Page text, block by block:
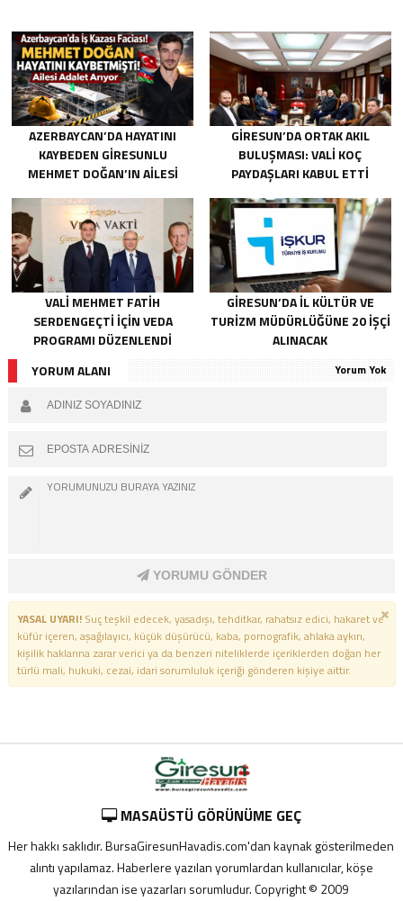
AZERBAYCAN’DA HAYATINI
KAYBEDEN GIRESUNLU
MEHMET DOĞAN’IN AILESI
GIRESUN’DA ORTAK AKIL
BULUŞMASI: VALI KOÇ
PAYDAŞLARI KABUL ETTI
VALI MEHMET FATIH
SERDENGEÇTI İÇIN VEDA
PROGRAMI DÜZENLENDI
GIRESUN’DA İL KÜLTÜR VE
TURIZM MÜDÜRLÜĞÜNE 20 İŞÇI
ALINACAK
YORUM ALANI
Yorum Yok
YORUMU GÖNDER
YASAL UYARI!Suç teşkil edecek, yasadışı, tehditkar, rahatsız edici, hakaret ve
küfür içeren, aşağılayıcı, küçük düşürücü, kaba, pornografik, ahlaka aykırı,
kişilik haklarına zarar verici ya da benzeri niteliklerde içeriklerden doğan her
türlü mali, hukuki, cezai, idari sorumluluk içeriği gönderen kişiye aittir.
MASAÜSTÜ GÖRÜNÜME GEÇ
Her hakkı saklıdır. BursaGiresunHavadis.com'dan kaynak gösterilmeden
alıntı yapılamaz. Haberlere yazılan yorumlardan kullanıcılar, köşe
yazılarından ise yazarları sorumludur. Copyright © 2009